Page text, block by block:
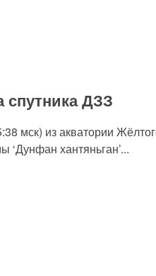
ДЗЗ
мск) из акватории
‘Дунфан хантяньган’...